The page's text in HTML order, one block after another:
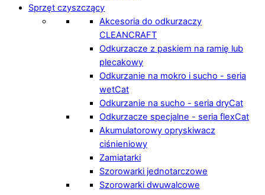
Sprzęt czyszczący
Akcesoria do odkurzaczy
CLEANCRAFT
Odkurzacze z paskiem na ramię lub
plecakowy
Odkurzanie na mokro i sucho - seria
wetCat
Odkurzanie na sucho - seria dryCat
Odkurzacze specjalne - seria flexCat
Akumulatorowy opryskiwacz
ciśnieniowy
Zamiatarki
Szorowarki jednotarczowe
Szorowarki dwuwalcowe